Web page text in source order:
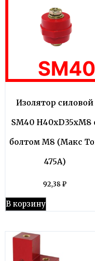
Изолятор силовой
SM40 H40хD35хМ8
болтом М8 (Макс
475А)
92,38 ₽
В корзину